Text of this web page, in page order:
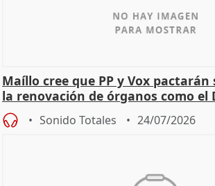
Maíllo cree que PP y Vox
la renovación de órganos como el
Sonido Totales 24/07/2026